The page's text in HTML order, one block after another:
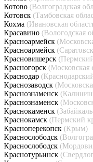
Котово (Волгоградская
Котовск (Тамбовская
Кохма (Ивановская
Красавино (Вологодская
Красноармейск
Красноармейск
Красновишерск
Красногорск (Московская
Краснодар
Краснозаводск
Краснознаменск
Краснознаменск
Краснокаменск
Краснокамск (Пермский
Красноперекопск (Крым)
Краснослободск
Краснослободск
Краснотурьинск